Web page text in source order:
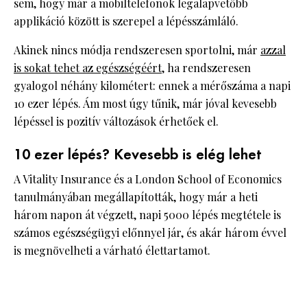
sem, hogy már a mobiltelefonok legalapvetőbb
applikáció között is szerepel a lépésszámláló.
Akinek nincs módja rendszeresen sportolni, már azzal
is sokat tehet az egészségéért, ha rendszeresen
gyalogol néhány kilométert: ennek a mérőszáma a napi
10 ezer lépés. Ám most úgy tűnik, már jóval kevesebb
lépéssel is pozitív változások érhetőek el.
10 ezer lépés? Kevesebb is elég lehet
A Vitality Insurance és a London School of Economics
tanulmányában megállapították, hogy már a heti
három napon át végzett, napi 5000 lépés megtétele is
számos egészségügyi előnnyel jár, és akár három évvel
is megnövelheti a várható élettartamot.